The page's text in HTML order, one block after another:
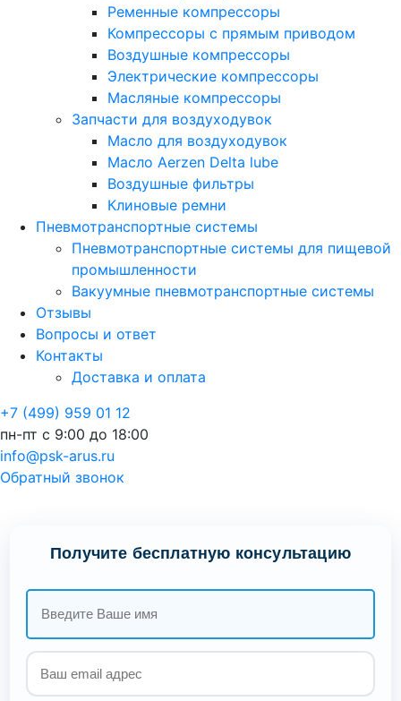
Ременные компрессоры
Компрессоры с прямым приводом
Воздушные компрессоры
Электрические компрессоры
Масляные компрессоры
Запчасти для воздуходувок
Масло для воздуходувок
Масло Aerzen Delta lube
Воздушные фильтры
Клиновые ремни
Пневмотранспортные системы
Пневмотранспортные системы для пищевой
промышленности
Вакуумные пневмотранспортные системы
Отзывы
Вопросы и ответ
Контакты
Доставка и оплата
+7 (499) 959 01 12
пн-пт с 9:00 до 18:00
info@psk-arus.ru
Обратный звонок
Получите бесплатную консультацию